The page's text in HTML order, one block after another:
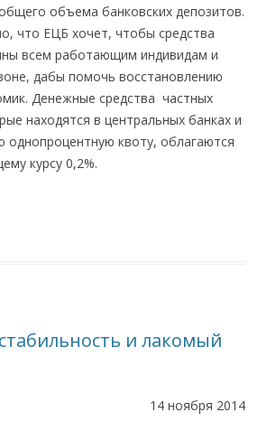
объема банковских депозитов.
что ЕЦБ хочет, чтобы средства
всем работающим индивидам и
дабы помочь восстановлению
Денежные средства частных
находятся в центральных банках и
квоту, облагаются
курсу 0,2%.
и лакомый
14 ноября 2014